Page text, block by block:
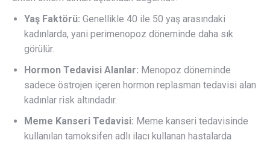
Yaş Faktörü: Genellikle 40 ile 50 yaş arasındaki
kadınlarda, yani perimenopoz döneminde daha sık
görülür.
Hormon Tedavisi Alanlar: Menopoz döneminde
sadece östrojen içeren hormon replasman tedavisi alan
kadınlar risk altındadır.
Meme Kanseri Tedavisi: Meme kanseri tedavisinde
kullanılan tamoksifen adlı ilacı kullanan hastalarda